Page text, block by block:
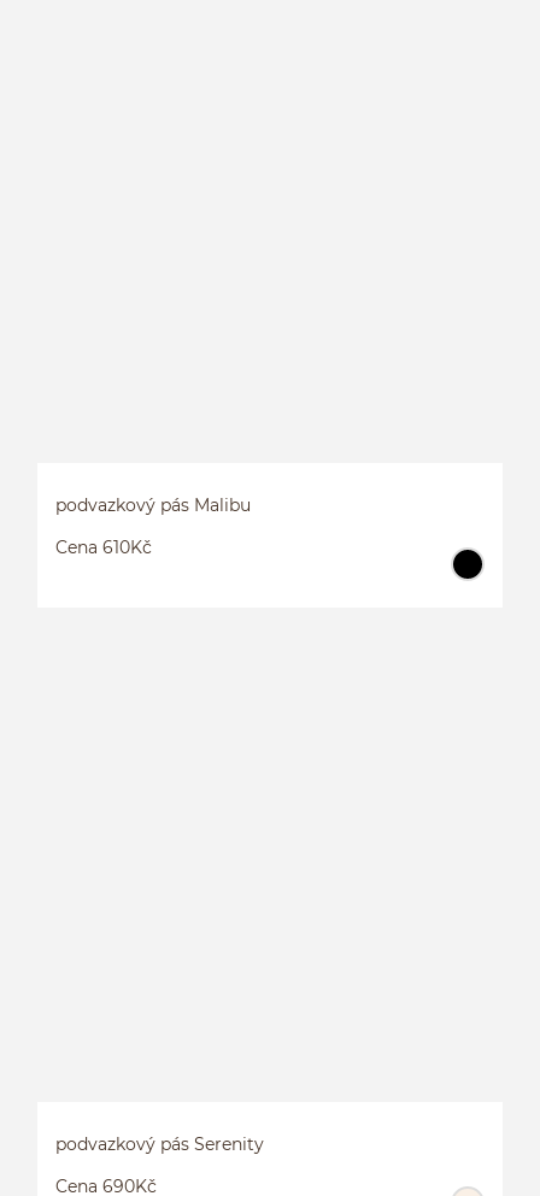
podvazkový pás Malibu
Cena 610Kč
podvazkový pás Serenity
Cena 690Kč